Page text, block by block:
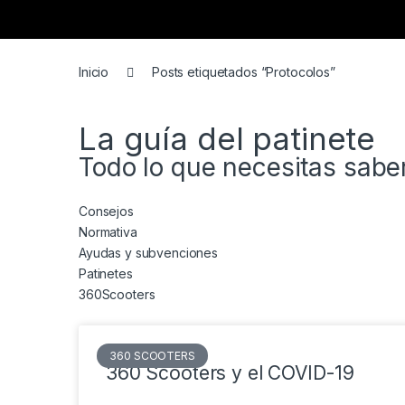
Inicio Posts etiquetados “Protocolos”
La guía del patinete
Todo lo que necesitas
Consejos
Normativa
Ayudas y subvenciones
Patinetes
360Scooters
360 SCOOTERS
360 Scooters y el COVID-19